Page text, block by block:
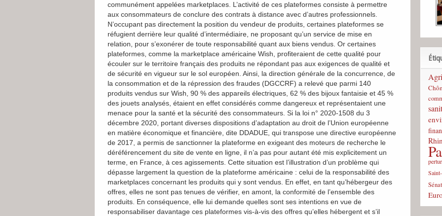
communément appelées marketplaces. L’activité de ces plateformes consiste à permettre
aux consommateurs de conclure des contrats à distance avec d’autres professionnels.
N’occupant pas directement la position du vendeur de produits, certaines plateformes se
réfugient derrière leur qualité d’intermédiaire, ne proposant qu’un service de mise en
relation, pour s’exonérer de toute responsabilité quant aux biens vendus. Or certaines
plateformes, comme la marketplace américaine Wish, profiteraient de cette qualité pour
écouler sur le territoire français des produits ne répondant pas aux exigences de qualité et
de sécurité en vigueur sur le sol européen. Ainsi, la direction générale de la concurrence, de
la consommation et de la répression des fraudes (DGCCRF) a relevé que parmi 140
produits vendus sur Wish, 90 % des appareils électriques, 62 % des bijoux fantaisie et 45 %
des jouets analysés, étaient en effet considérés comme dangereux et représentaient une
menace pour la santé et la sécurité des consommateurs. Si la loi n° 2020-1508 du 3
décembre 2020, portant diverses dispositions d’adaptation au droit de l’Union européenne
en matière économique et financière, dite DDADUE, qui transpose une directive européenne
de 2017, a permis de sanctionner la plateforme en exigeant des moteurs de recherche le
déréférencement du site de vente en ligne, il n’a pas pour autant été mis explicitement un
terme, en France, à ces agissements. Cette situation est l’illustration d’un problème qui
dépasse largement la question de la plateforme américaine : celui de la responsabilité des
marketplaces concernant les produits qui y sont vendus. En effet, en tant qu’hébergeur des
offres, elles ne sont pas tenues de vérifier, en amont, la conformité de l’ensemble des
produits. En conséquence, elle lui demande quelles sont ses intentions en vue de
responsabiliser davantage ces plateformes vis-à-vis des offres qu’elles hébergent et s’il
Sénat